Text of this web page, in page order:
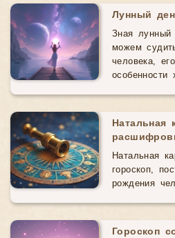
Лунный
Зная
можем
человека,
особенности
Натальная
Натальная
гороскоп,
рождения
Гороскоп